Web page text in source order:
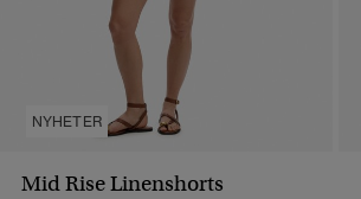
NYHETER
Mid Rise Linenshorts